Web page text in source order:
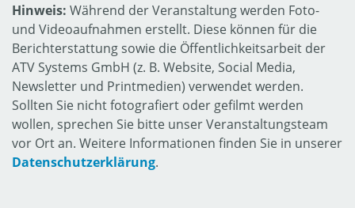
Hinweis: Während der Veranstaltung werden Foto-
und Videoaufnahmen erstellt. Diese können für die
Berichterstattung sowie die Öffentlichkeitsarbeit der
ATV Systems GmbH (z. B. Website, Social Media,
Newsletter und Printmedien) verwendet werden.
Sollten Sie nicht fotografiert oder gefilmt werden
wollen, sprechen Sie bitte unser Veranstaltungsteam
vor Ort an. Weitere Informationen finden Sie in unserer
Datenschutzerklärung.